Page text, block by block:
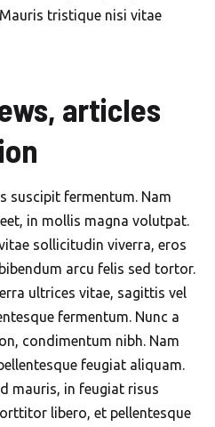
tristique nisi vitae
articles
suscipit fermentum. Nam
in mollis magna volutpat.
sollicitudin viverra, eros
arcu felis sed tortor.
ultrices vitae, sagittis vel
fermentum. Nunc a
condimentum nibh. Nam
feugiat aliquam.
mauris, in feugiat risus
libero, et pellentesque